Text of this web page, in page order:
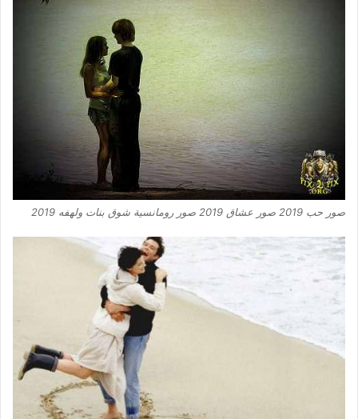
صور حب 2019 صور عشاق 2019 صور رومانسية شوق بنات ولهفه 2019